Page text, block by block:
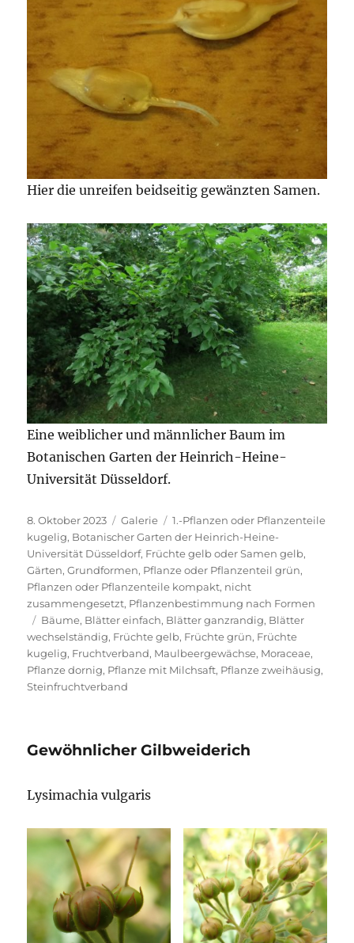
Hier die unreifen beidseitig gewänzten Samen.
Eine weiblicher und männlicher Baum im
Botanischen Garten der Heinrich-Heine-
Universität Düsseldorf.
Veröffentlicht
am
8. Oktober 2023 Format
Galerie Kategorien
1.-Pflanzen oder Pflanzenteile
kugelig, Botanischer Garten der Heinrich-Heine-
Universität Düsseldorf, Früchte gelb oder Samen gelb,
Gärten,Grundformen, Pflanze oder Pflanzenteil grün,
Pflanzen oder Pflanzenteile kompakt, nicht
zusammengesetzt, Pflanzenbestimmung nach Formen
Schlagwörter
Bäume, Blätter einfach, Blätter ganzrandig, Blätter
wechselständig, Früchte gelb, Früchte grün, Früchte
kugelig, Fruchtverband, Maulbeergewächse, Moraceae,
Pflanze dornig, Pflanze mit Milchsaft, Pflanze zweihäusig,
Steinfruchtverband
Gewöhnlicher Gilbweiderich
Lysimachia vulgaris